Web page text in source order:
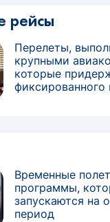
рейсы
Перелеты,
крупными
которые
фиксированного
Временные
программы,
запускаются на
период